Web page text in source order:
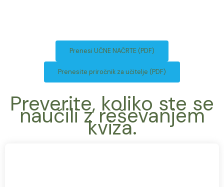
Prenesi UČNE NAČRTE (PDF)
Prenesite priročnik za učitelje (PDF)
Preverite, koliko ste se
naučili z reševanjem
kviza.